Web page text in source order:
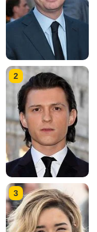
2
3